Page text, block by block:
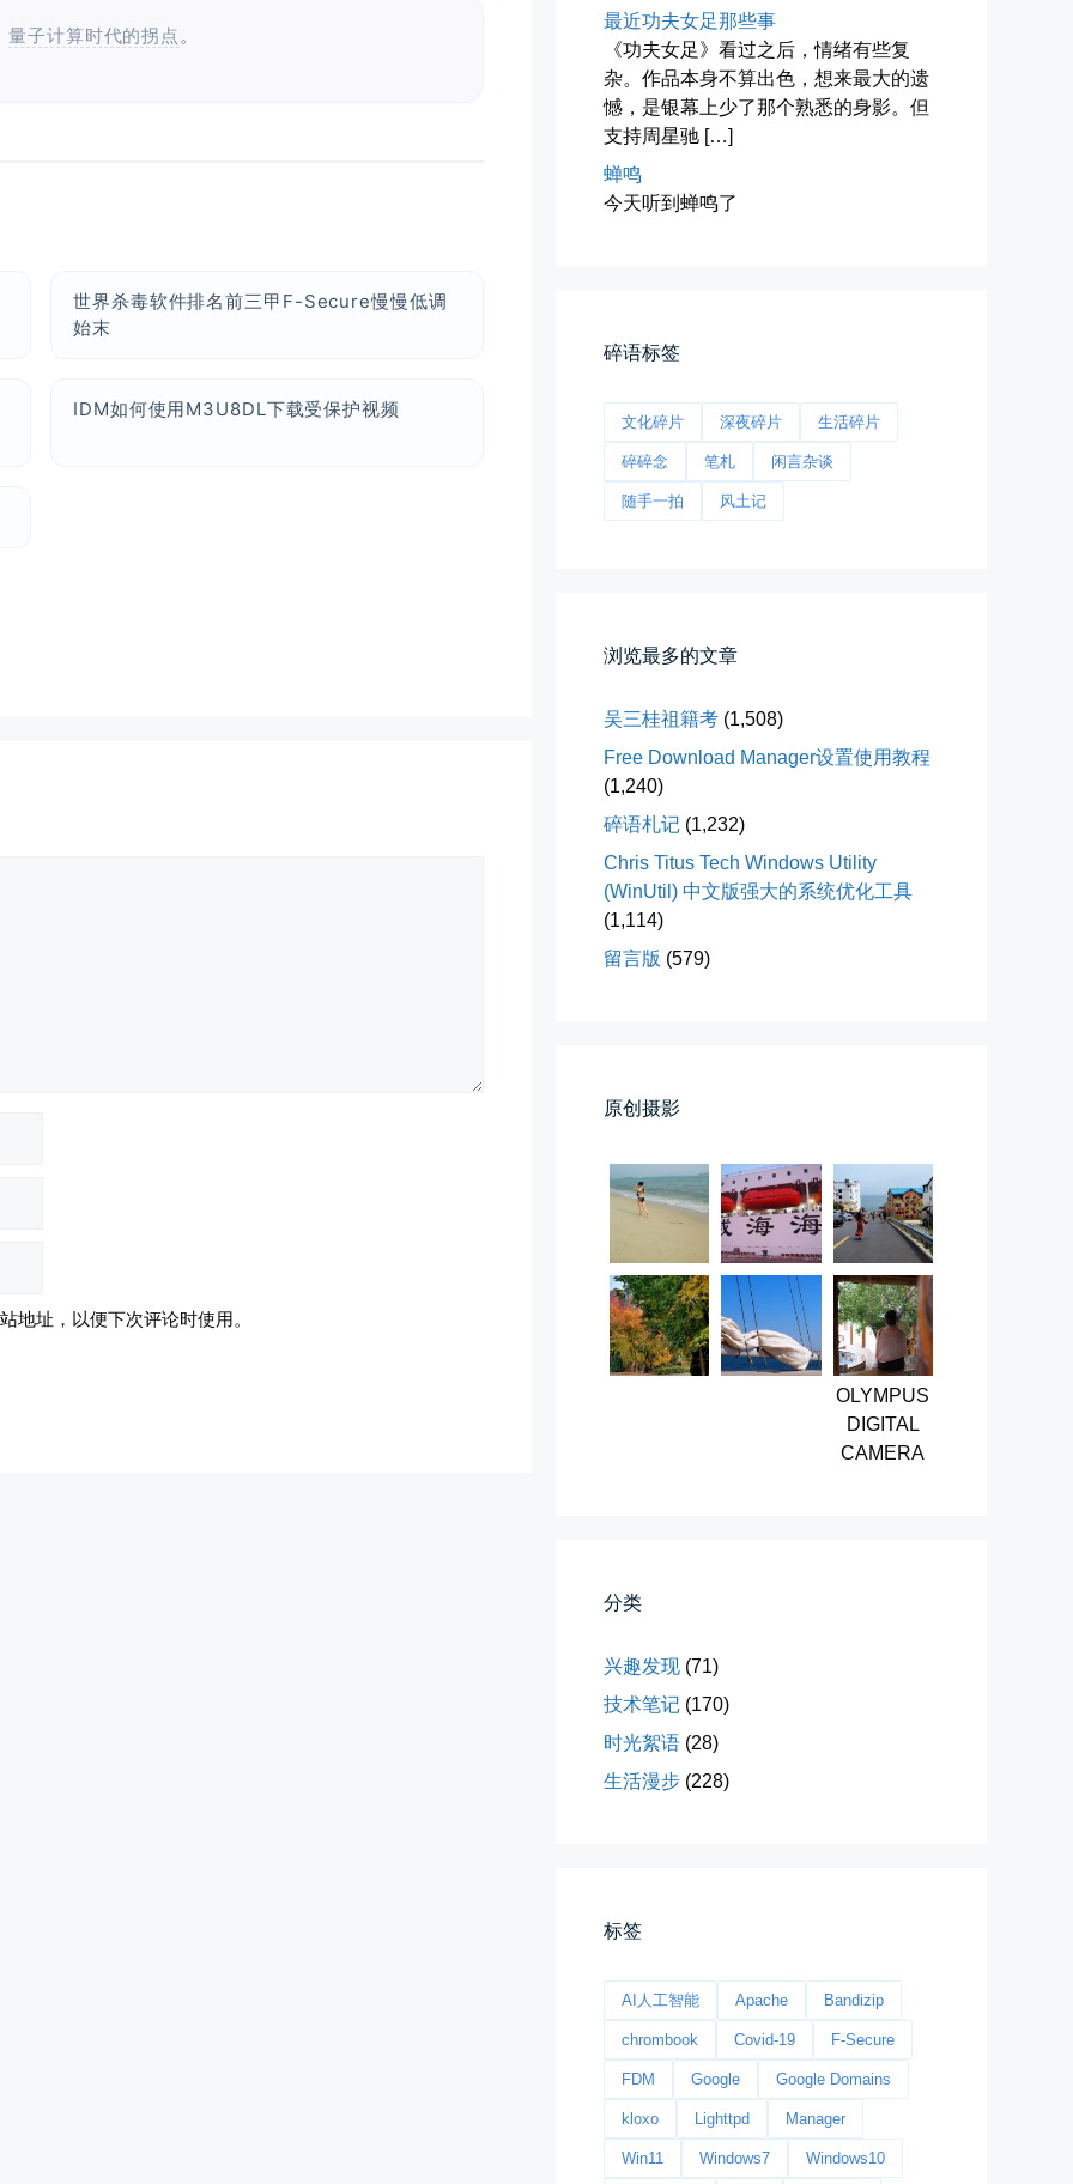
量子计算时代的拐点。
世界杀毒软件排名前三甲F-Secure慢慢低调
始末
IDM如何使用M3U8DL下载受保护视频
地址，以便下次评论时使用。
黑龙江的空气质量出乎意料地好，...
📅 04-27 19:30👤 Zairun
📅 04-25 21:39
春雪挂树枝
第一次AI视频创作手记
第一次用AI做视频，我把许嵩歌...
📅 03-31 22:37👤 Zairun
📅 03-22 09:31
影子是我的情人
我的影子是我的情人，心是仇敌—...
最近功夫女足那些事
《功夫女足》看过之后，情绪有些复
杂。作品本身不算出色，想来最大的遗
憾，是银幕上少了那个熟悉的身影。但
支持周星驰 […]
蝉鸣
今天听到蝉鸣了
碎语标签
文化碎片 深夜碎片 生活碎片
碎碎念 笔札 闲言杂谈
随手一拍 风土记
浏览最多的文章
吴三桂祖籍考 (1,508)
Free Download Manager设置使用教程
(1,240)
碎语札记 (1,232)
Chris Titus Tech Windows Utility
(WinUtil) 中文版强大的系统优化工具
(1,114)
留言版 (579)
原创摄影
OLYMPUS
DIGITAL
CAMERA
分类
兴趣发现 (71)
技术笔记 (170)
时光絮语 (28)
生活漫步 (228)
标签
AI人工智能 Apache Bandizip
chrombook Covid-19 F-Secure
FDM Google Google Domains
kloxo Lighttpd Manager
Win11 Windows7 Windows10